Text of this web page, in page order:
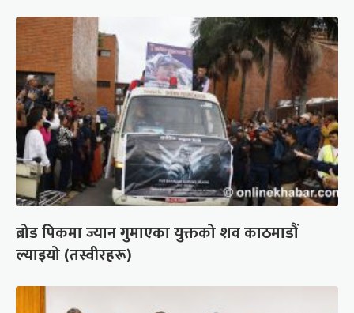
ब्रोड पिकमा ज्यान गुमाएका युक्तको शव काठमाडौं
ल्याइयो (तस्वीरहरू)